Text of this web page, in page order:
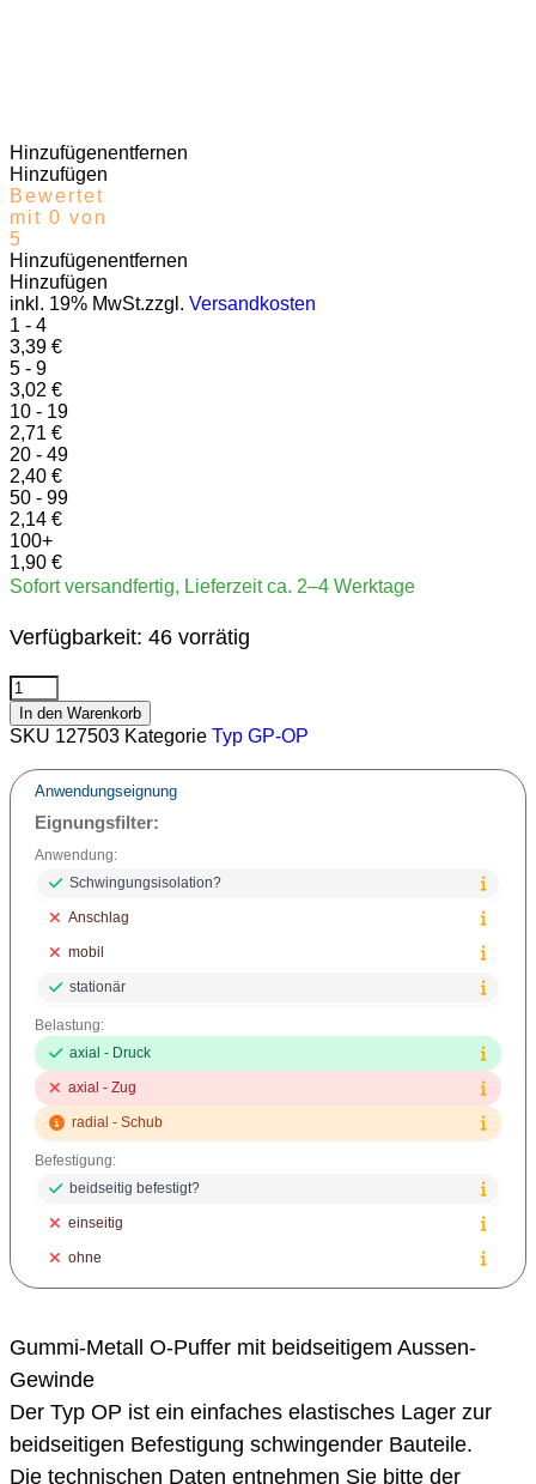
Hinzufügenentfernen
Hinzufügen
Bewertet
mit 0 von
5
Hinzufügenentfernen
Hinzufügen
inkl. 19% MwSt.zzgl. Versandkosten
1 - 4
3,39 €
5 - 9
3,02 €
10 - 19
2,71 €
20 - 49
2,40 €
50 - 99
2,14 €
100+
1,90 €
Sofort versandfertig, Lieferzeit ca. 2–4 Werktage
Verfügbarkeit: 46 vorrätig
In den Warenkorb
SKU 127503 Kategorie Typ GP-OP
Anwendungseignung
Eignungsfilter:
Anwendung:
Schwingungsisolation?
Anschlag
mobil
stationär
Belastung:
axial - Druck
axial - Zug
radial - Schub
Befestigung:
beidseitig befestigt?
einseitig
ohne
Gummi-Metall O-Puffer mit beidseitigem Aussen-
Gewinde
Der Typ OP ist ein einfaches elastisches Lager zur
beidseitigen Befestigung schwingender Bauteile.
Die technischen Daten entnehmen Sie bitte der